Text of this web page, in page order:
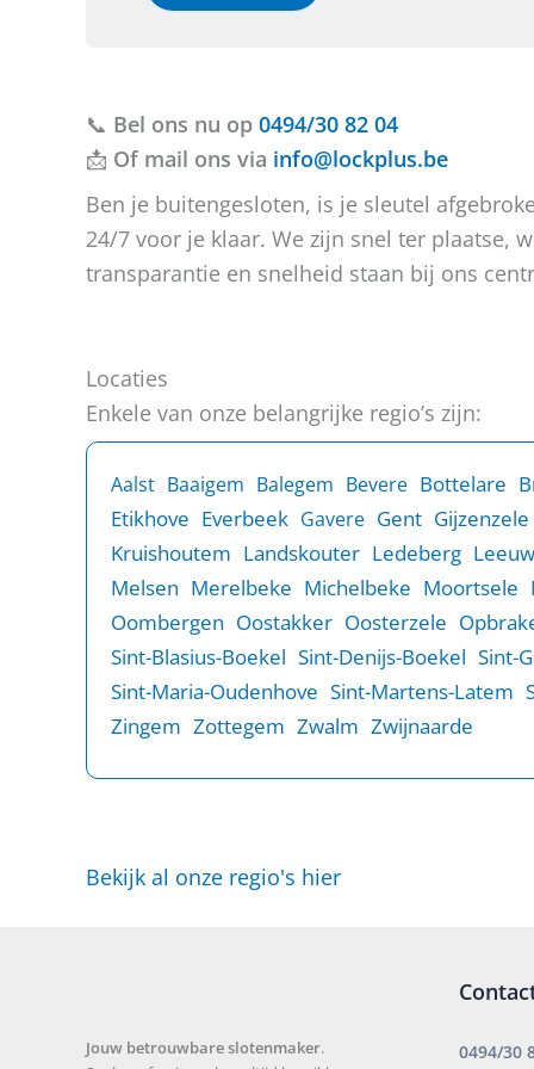
g
n
?
c
t
📞 Bel ons nu op 0494/30 82 04
📩 Of mail ons via info@lockplus.be
Ben je buitengesloten, is je sleutel
24/7 voor je klaar. We zijn snel ter plaatse,
transparantie en snelheid staan bij ons
Locaties
Enkele van onze belangrijke regio’s zijn:
Aalst Baaigem Balegem Bevere Bottelare
Etikhove Everbeek Gavere Gent Gijzenzele
Kruishoutem Landskouter Ledeberg
Melsen Merelbeke Michelbeke Moortsele
Oombergen Oostakker Oosterzele
Sint-Blasius-Boekel Sint-Denijs-Boekel Sint-
Sint-Maria-Oudenhove Sint-Martens-Latem
Zingem Zottegem Zwalm Zwijnaarde
Bekijk al onze regio's hier
Jouw betrouwbare slotenmaker.
0494/30